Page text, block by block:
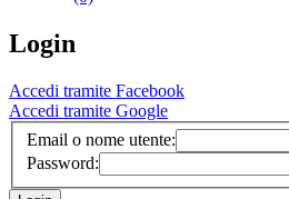
Login
Accedi tramite Facebook
Accedi tramite Google
Email o nome utente:
Password: